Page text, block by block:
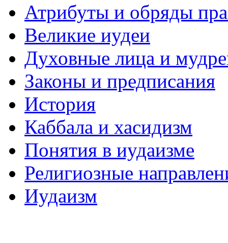
Атрибуты и обряды
Великие иудеи
Духовные лица и
Законы и предписания
История
Каббала и хасидизм
Понятия в иудаизме
Религиозные
Иудаизм